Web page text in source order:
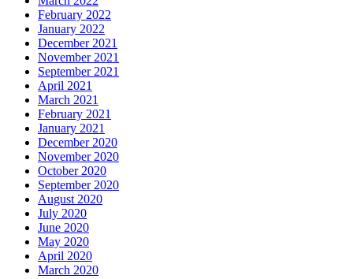
February 2022
January 2022
December 2021
November 2021
September 2021
April 2021
March 2021
February 2021
January 2021
December 2020
November 2020
October 2020
September 2020
August 2020
July 2020
June 2020
May 2020
April 2020
March 2020